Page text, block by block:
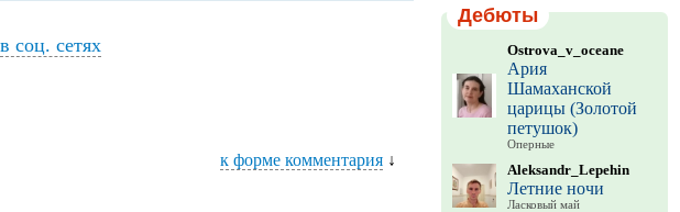
соц. сетях
к форме комментария ↓
Дебюты
Ostrova_v_oceane
Ария
Шамаханской
царицы (Золотой
петушок)
Оперные
Aleksandr_Lepehin
Летние ночи
Ласковый май